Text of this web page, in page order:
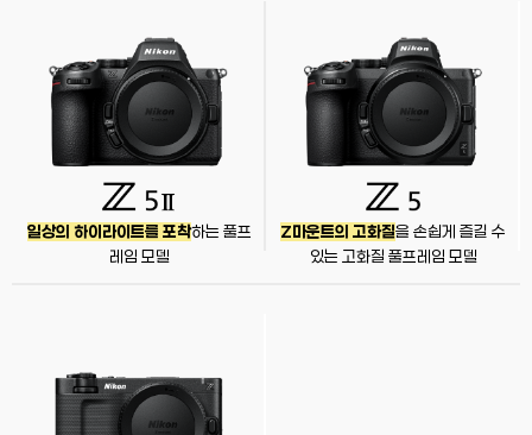
일상의 하이라이트를 포착하는 풀프
레임 모델
Z마운트의 고화질을 손쉽게 즐길 수
있는 고화질 풀프레임 모델